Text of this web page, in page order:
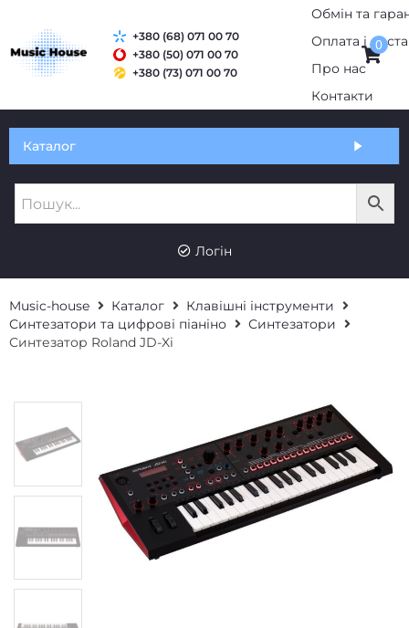
Обмін та
Оплата і
Про нас
Контакти
+380 (68) 071 00 70
+380 (50) 071 00 70
+380 (73) 071 00 70
0
Каталог
Music-house Каталог
Клавішні інструменти
Синтезатори та цифрові піаніно